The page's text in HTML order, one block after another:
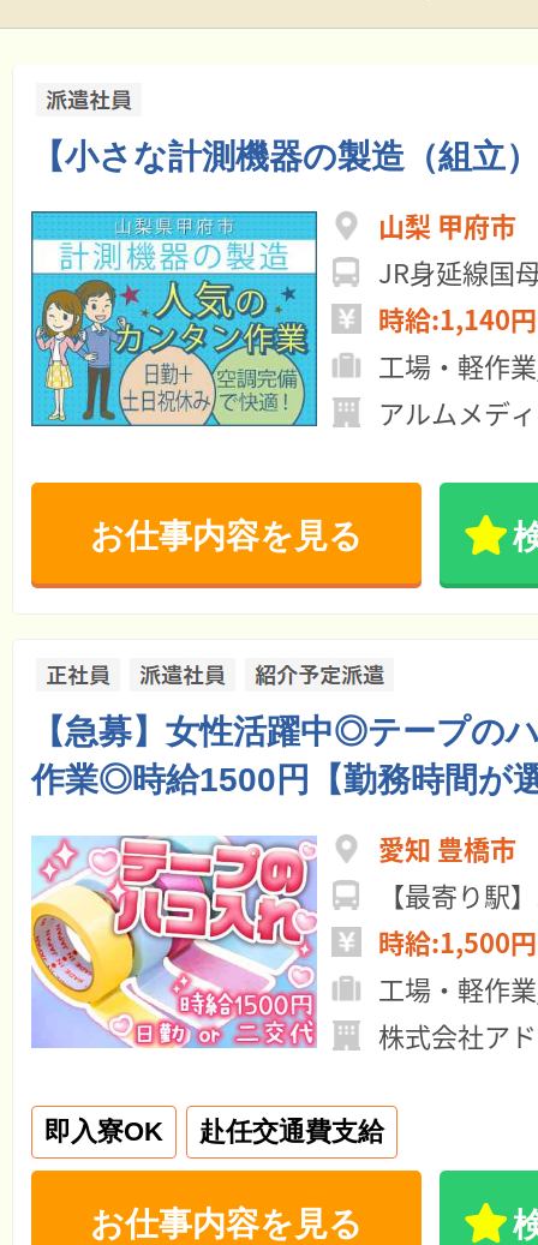
【小さな計測機器の製造（組立
山梨 甲府市
JR身延線国
時給:1,140
工場・軽作
アルムメデ
お仕事内容を見る
【急募】女性活躍中◎テープの
作業◎時給1500円【勤務時間が
愛知 豊橋市
【最寄り駅
時給:1,500
工場・軽作
株式会社ア
即入寮OK 赴任交通費支給
お仕事内容を見る